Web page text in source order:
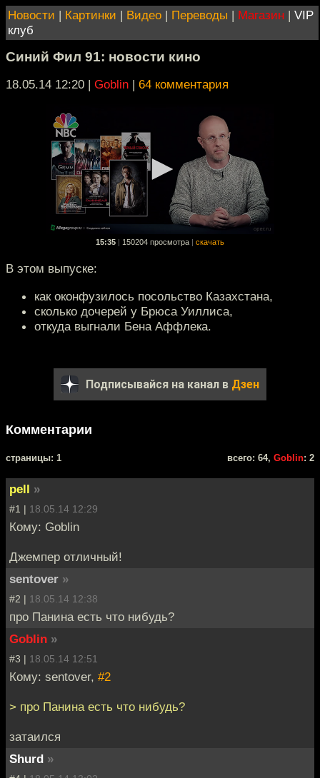
Новости | Картинки | Видео | Переводы | Магазин | VIP
клуб
Синий Фил 91: новости кино
18.05.14 12:20 | Goblin | 64 комментария
15:35 150204 просмотра скачать
В этом выпуске:
как оконфузилось посольство Казахстана,
сколько дочерей у Брюса Уиллиса,
откуда выгнали Бена Аффлека.
Подписывайся на канал в Дзен
Комментарии
cтраницы: 1 всего: 64, Goblin: 2
pell »
#1 | 18.05.14 12:29
Кому: Goblin
Джемпер отличный!
sentover »
#2 | 18.05.14 12:38
про Панина есть что нибудь?
Goblin »
#3 | 18.05.14 12:51
Кому: sentover, #2
> про Панина есть что нибудь?
затаился
Shurd »